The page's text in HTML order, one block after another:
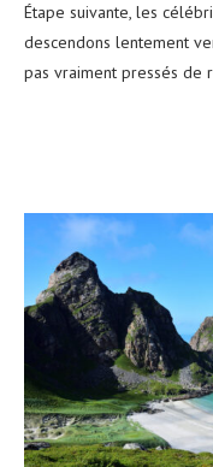
Étape suivante, les
descendons lentement
pas vraiment pressés